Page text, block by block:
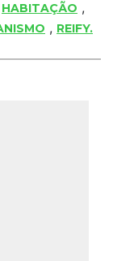
HABITAÇÃO ,
, REIFY.